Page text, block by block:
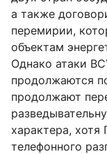
а также
перемирии,
объектам
Однако атаки
продолжаются
продолжают
характера,
телефонного